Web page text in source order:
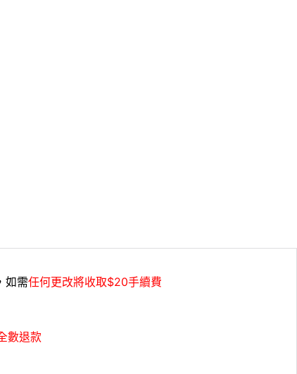
如需任何更改將收取$20手續費
數退款